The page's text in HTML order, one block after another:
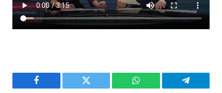
Facebook Twitter WhatsApp Telegram